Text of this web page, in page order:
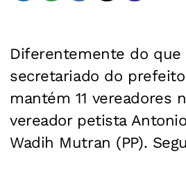
Diferentemente do
secretariado do
mantém 11 vereadores
vereador petista
Wadih Mutran (PP).